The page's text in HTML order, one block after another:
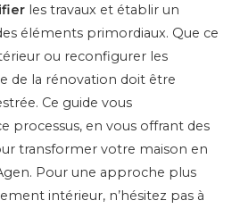
les travaux et établir un
éléments primordiaux. Que ce
ou reconfigurer les
de la rénovation doit être
Ce guide vous
processus, en vous offrant des
transformer votre maison en
Pour une approche plus
intérieur, n’hésitez pas à